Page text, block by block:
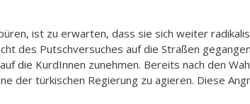
ist zu erwarten, dass sie sich weiter
des Putschversuches auf die Straßen
die KurdInnen zunehmen. Bereits nach den
der türkischen Regierung zu agieren. Diese